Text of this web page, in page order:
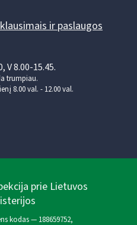
ir paslaugos
V 8.00-15.45.
trumpiau.
8.00 val. - 12.00 val.
prie Lietuvos
kodas — 188659752,